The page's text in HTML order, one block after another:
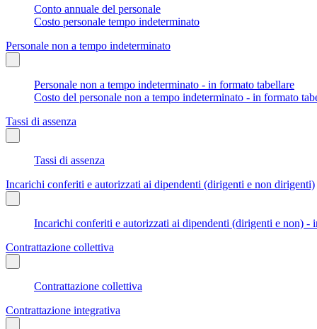
Conto annuale del personale
Costo personale tempo indeterminato
Personale non a tempo indeterminato
Personale non a tempo indeterminato - in formato tabellare
Costo del personale non a tempo indeterminato - in formato
Tassi di assenza
Tassi di assenza
Incarichi conferiti e autorizzati ai dipendenti (dirigenti e non dirigenti)
Incarichi conferiti e autorizzati ai dipendenti (dirigenti e non) -
Contrattazione collettiva
Contrattazione collettiva
Contrattazione integrativa